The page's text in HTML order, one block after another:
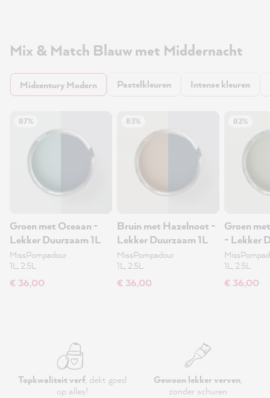
Mix & Match Blauw met Middernacht
Midcentury Modern Pastelkleuren Intense kleuren
87%
Groen met Oceaan -
Lekker Duurzaam 1L
MissPompadour
1L, 2.5L
€ 36,00
83%
Bruin met Hazelnoot -
Lekker Duurzaam 1L
MissPompadour
1L, 2.5L
€ 36,00
82%
Groen
- Lekker
1L, 2.5L
€ 36,00
Topkwaliteit verf, dekt goed
op alles!
Gewoon lekker verven,
zonder schuren